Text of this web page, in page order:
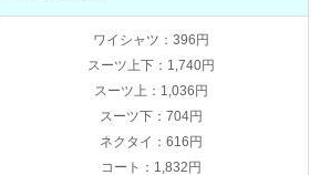
ワイシャツ：396円
スーツ上下：1,740円
スーツ上：1,036円
スーツ下：704円
ネクタイ：616円
コート：1,832円